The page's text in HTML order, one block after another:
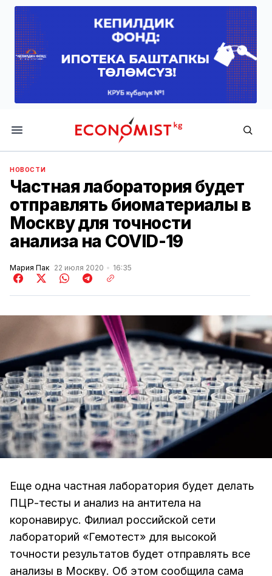
Economist.kg
НОВОСТИ
Частная лаборатория будет
отправлять биоматериалы в
Москву для точности
анализа на COVID-19
Мария Пак 22 июля 2020 16:35
Еще одна частная лаборатория будет делать
ПЦР-тесты и анализ на антитела на
коронавирус. Филиал российской сети
лабораторий «Гемотест» для высокой
точности результатов будет отправлять все
анализы в Москву. Об этом сообщила сама